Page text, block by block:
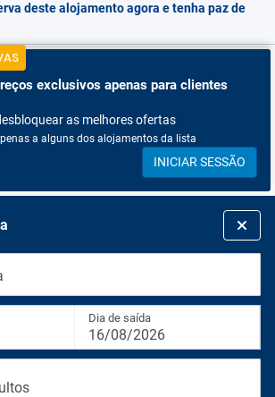
deste alojamento agora e tenha paz de
exclusivos apenas para clientes
as melhores ofertas
a alguns dos alojamentos da lista
INICIAR SESSÃO
Dia de saída
16/08/2026